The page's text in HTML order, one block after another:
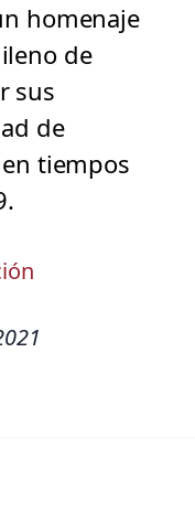
homenaje
de
sus
de
tiempos